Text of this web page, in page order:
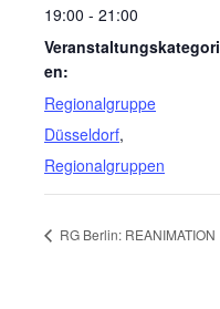
19:00 - 21:00
Veranstaltungskategori
en:
Regionalgruppe
Düsseldorf,
Regionalgruppen
RG Berlin: REANIMATION